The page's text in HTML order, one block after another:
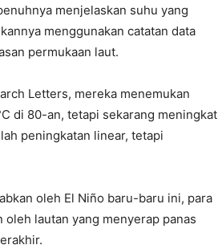
menjelaskan suhu yang
menggunakan catatan data
permukaan laut.
Letters, mereka menemukan
di 80-an, tetapi sekarang meningkat
peningkatan linear, tetapi
oleh El Niño baru-baru ini, para
lautan yang menyerap panas